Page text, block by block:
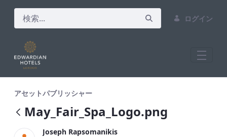
ログイン
アセットパブリッシャー
May_Fair_Spa_Logo.png
Joseph Rapsomanikis